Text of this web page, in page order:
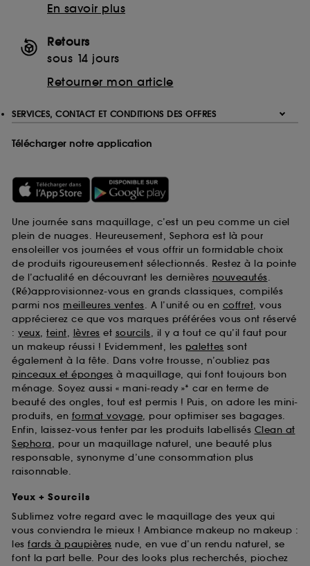
En savoir plus
Retours
sous 14 jours
Retourner mon article
SERVICES, CONTACT ET CONDITIONS DES OFFRES
Télécharger notre application
Une journée sans maquillage, c’est un peu comme un ciel
plein de nuages. Heureusement, Sephora est là pour
ensoleiller vos journées et vous offrir un formidable choix
de produits rigoureusement sélectionnés. Restez à la pointe
de l’actualité en découvrant les dernières nouveautés.
(Ré)approvisionnez-vous en grands classiques, compilés
parmi nos meilleures ventes. A l’unité ou en coffret, vous
apprécierez ce que vos marques préférées vous ont réservé
: yeux, teint, lèvres et sourcils, il y a tout ce qu’il faut pour
un makeup réussi ! Evidemment, les palettes sont
également à la fête. Dans votre trousse, n’oubliez pas
pinceaux et éponges à maquillage, qui font toujours bon
ménage. Soyez aussi « mani-ready »* car en terme de
beauté des ongles, tout est permis ! Puis, on adore les mini-
produits, en format voyage, pour optimiser ses bagages.
Enfin, laissez-vous tenter par les produits labellisés Clean at
Sephora, pour un maquillage naturel, une beauté plus
responsable, synonyme d’une consommation plus
raisonnable.
Yeux + Sourcils
Sublimez votre regard avec le maquillage des yeux qui
vous conviendra le mieux ! Ambiance makeup no makeup :
les fards à paupières nude, en vue d’un rendu naturel, se
font la part belle. Pour des looks plus recherchés, piochez